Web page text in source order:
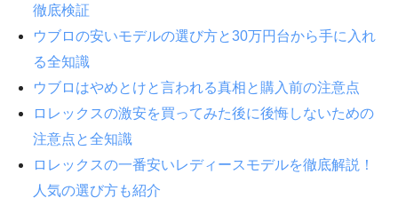
徹底検証
ウブロの安いモデルの選び方と30万円台から手に入れ
る全知識
ウブロはやめとけと言われる真相と購入前の注意点
ロレックスの激安を買ってみた後に後悔しないための
注意点と全知識
ロレックスの一番安いレディースモデルを徹底解説！
人気の選び方も紹介